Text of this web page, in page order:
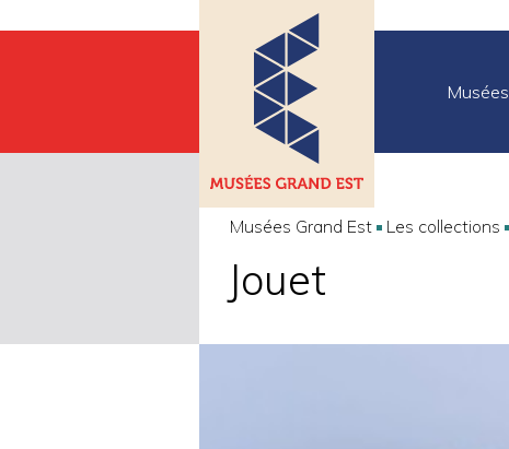
Musées
Musées Grand Est Les collections
Jouet